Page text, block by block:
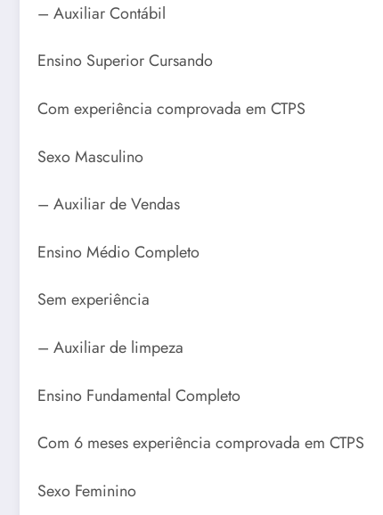
– Auxiliar Contábil
Ensino Superior Cursando
Com experiência comprovada em CTPS
Sexo Masculino
– Auxiliar de Vendas
Ensino Médio Completo
Sem experiência
– Auxiliar de limpeza
Ensino Fundamental Completo
Com 6 meses experiência comprovada em CTPS
Sexo Feminino